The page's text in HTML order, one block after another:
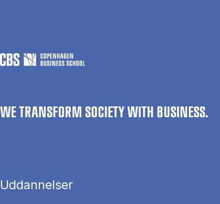
WE TRANSFORM SOCIETY WITH BUSINESS.
Uddannelser